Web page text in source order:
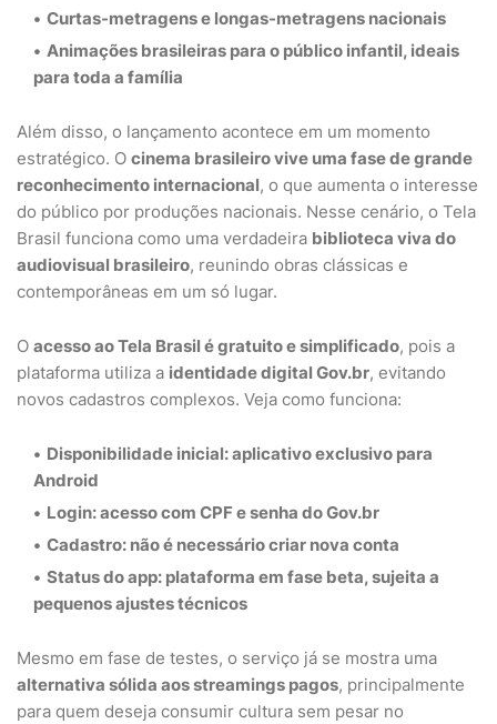
Curtas-metragens e longas-metragens nacionais
Animações brasileiras para o público infantil, ideais
para toda a família
Além disso, o lançamento acontece em um momento
estratégico. O cinema brasileiro vive uma fase de grande
reconhecimento internacional, o que aumenta o interesse
do público por produções nacionais. Nesse cenário, o Tela
Brasil funciona como uma verdadeira biblioteca viva do
audiovisual brasileiro, reunindo obras clássicas e
contemporâneas em um só lugar.
O acesso ao Tela Brasil é gratuito e simplificado, pois a
plataforma utiliza a identidade digital Gov.br, evitando
novos cadastros complexos. Veja como funciona:
Disponibilidade inicial:aplicativo exclusivo para
Android
Login:acesso com CPF e senha do Gov.br
Cadastro: não é necessário criar nova conta
Status do app: plataforma em fase beta, sujeita a
pequenos ajustes técnicos
Mesmo em fase de testes, o serviço já se mostra uma
alternativa sólida aos streamings pagos, principalmente
para quem deseja consumir cultura sem pesar no